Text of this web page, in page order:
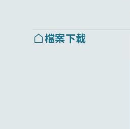
檔案下載